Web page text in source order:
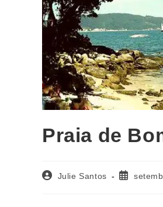
Praia de
Julie Santos